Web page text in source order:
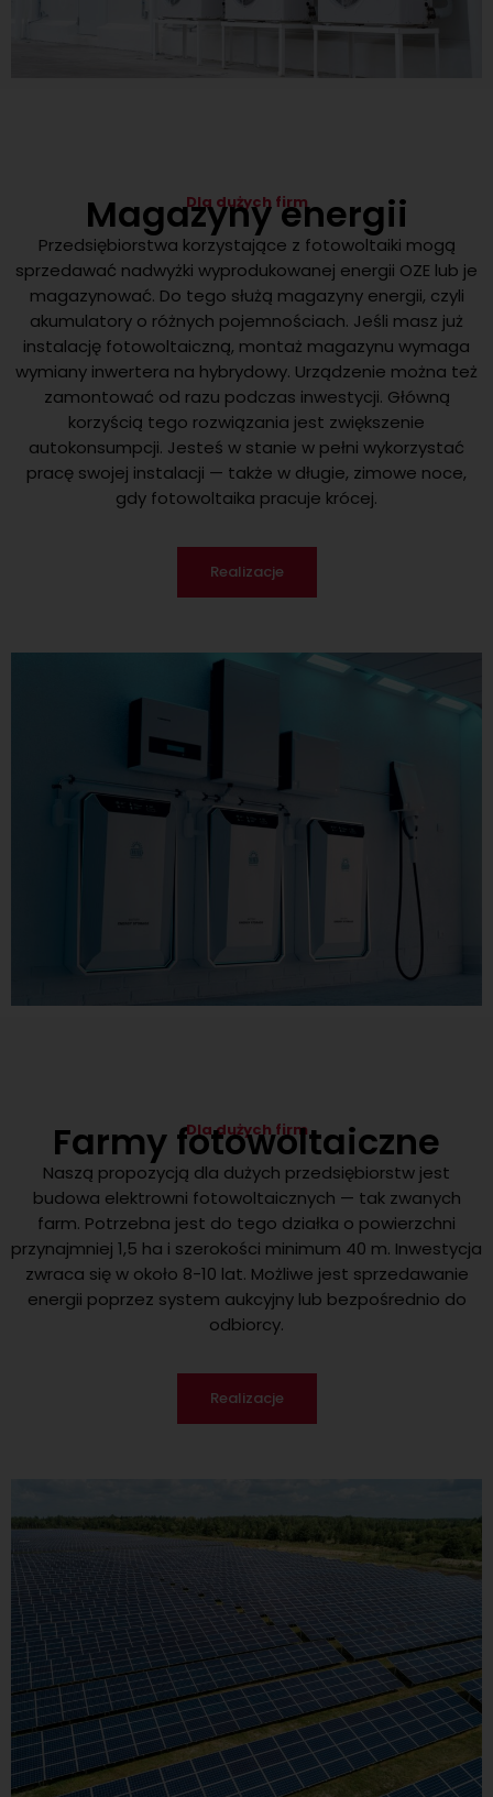
Dla dużych firm
Magazyny energii
Przedsiębiorstwa korzystające z fotowoltaiki mogą
sprzedawać nadwyżki wyprodukowanej energii OZE lub je
magazynować. Do tego służą magazyny energii, czyli
akumulatory o różnych pojemnościach. Jeśli masz już
instalację fotowoltaiczną, montaż magazynu wymaga
wymiany inwertera na hybrydowy. Urządzenie można też
zamontować od razu podczas inwestycji. Główną
korzyścią tego rozwiązania jest zwiększenie
autokonsumpcji. Jesteś w stanie w pełni wykorzystać
pracę swojej instalacji — także w długie, zimowe noce,
gdy fotowoltaika pracuje krócej.
Realizacje
Dla dużych firm
Farmy fotowoltaiczne
Naszą propozycją dla dużych przedsiębiorstw jest
budowa elektrowni fotowoltaicznych — tak zwanych
farm. Potrzebna jest do tego działka o powierzchni
przynajmniej 1,5 ha i szerokości minimum 40 m. Inwestycja
zwraca się w około 8-10 lat. Możliwe jest sprzedawanie
energii poprzez system aukcyjny lub bezpośrednio do
odbiorcy.
Realizacje